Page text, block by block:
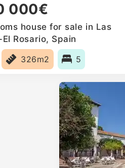
000€
house for sale in Las
Rosario, Spain
326m2 5